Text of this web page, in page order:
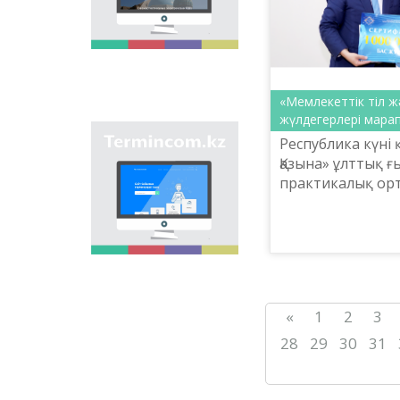
ономастических
названий путем
сбора информации о
единой базы
казахской
ономастики.
Сайт «termincom.kz»
вносит вклад в
систематизацию
казахской
терминологии,
пополнение
терминологического
запаса, приведение
«Мемлекеттік тіл
жүлдегерлері
Республика күні
Қазына» ұлттық
практикалық
« 1 2 3
28
29 30 31